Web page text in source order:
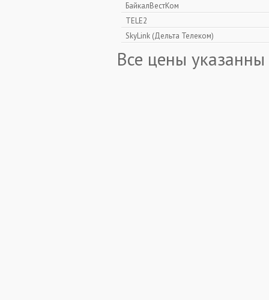
БайкалВестКом
TELE2
SkyLink (Дельта Телеком)
Все цены